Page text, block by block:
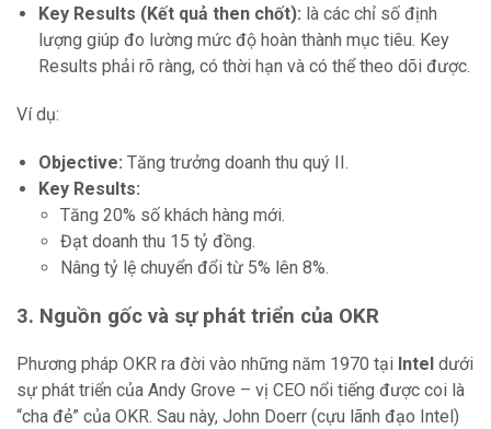
Key Results (Kết quả then chốt): là các chỉ số định
lượng giúp đo lường mức độ hoàn thành mục tiêu. Key
Results phải rõ ràng, có thời hạn và có thể theo dõi được.
Ví dụ:
Objective: Tăng trưởng doanh thu quý II.
Key Results:
Tăng 20% số khách hàng mới.
Đạt doanh thu 15 tỷ đồng.
Nâng tỷ lệ chuyển đổi từ 5% lên 8%.
3. Nguồn gốc và sự phát triển của OKR
Phương pháp OKR ra đời vào những năm 1970 tại Intel dưới
sự phát triển của Andy Grove – vị CEO nổi tiếng được coi là
“cha đẻ” của OKR. Sau này, John Doerr (cựu lãnh đạo Intel)